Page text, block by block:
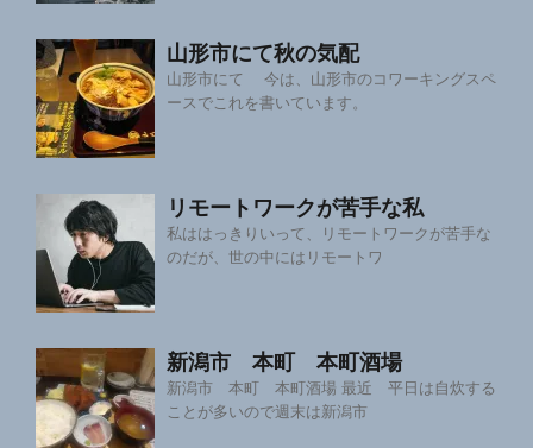
山形市にて秋の気配
山形市にて 今は、山形市のコワーキングスペ
ースでこれを書いています。
リモートワークが苦手な私
私ははっきりいって、リモートワークが苦手な
のだが、世の中にはリモートワ
新潟市 本町 本町酒場
新潟市 本町 本町酒場 最近 平日は自炊する
ことが多いので週末は新潟市